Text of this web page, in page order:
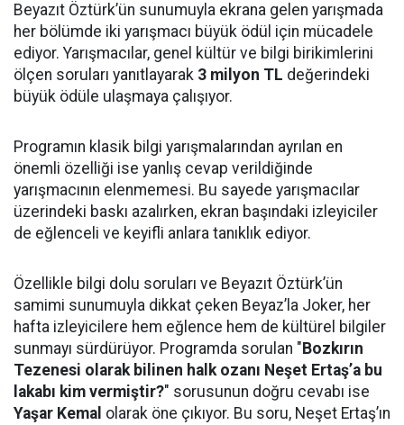
Beyazıt Öztürk’ün sunumuyla ekrana gelen yarışmada
her bölümde iki yarışmacı büyük ödül için mücadele
ediyor. Yarışmacılar, genel kültür ve bilgi birikimlerini
ölçen soruları yanıtlayarak 3 milyon TL değerindeki
büyük ödüle ulaşmaya çalışıyor.
Programın klasik bilgi yarışmalarından ayrılan en
önemli özelliği ise yanlış cevap verildiğinde
yarışmacının elenmemesi. Bu sayede yarışmacılar
üzerindeki baskı azalırken, ekran başındaki izleyiciler
de eğlenceli ve keyifli anlara tanıklık ediyor.
Özellikle bilgi dolu soruları ve Beyazıt Öztürk’ün
samimi sunumuyla dikkat çeken Beyaz’la Joker, her
hafta izleyicilere hem eğlence hem de kültürel bilgiler
sunmayı sürdürüyor. Programda sorulan " Bozkırın
Tezenesi olarak bilinen halk ozanı Neşet Ertaş’a bu
lakabı kim vermiştir?" sorusunun doğru cevabı ise
Yaşar Kemal olarak öne çıkıyor. Bu soru, Neşet Ertaş’ın